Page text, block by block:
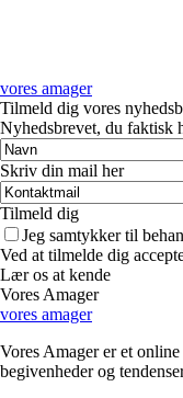
vores amager
Tilmeld dig vores
Nyhedsbrevet, du faktisk
Skriv din mail her
Tilmeld dig
Jeg samtykker til
Ved at tilmelde dig
Lær os at kende
Vores Amager
vores amager
Vores Amager er et
begivenheder og